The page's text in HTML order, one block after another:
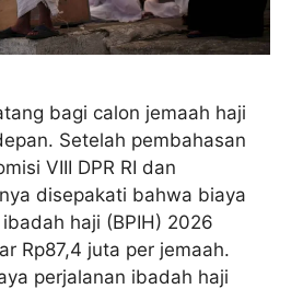
bagi calon jemaah haji
Setelah pembahasan
VIII DPR RI dan
disepakati bahwa biaya
haji (BPIH) 2026
Rp87,4 juta per jemaah.
perjalanan ibadah haji